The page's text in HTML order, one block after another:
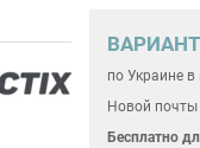
по Украине в
Новой почты
Бесплатно